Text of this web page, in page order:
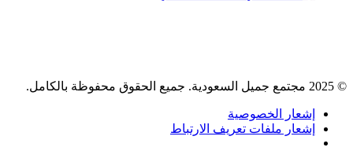
© 2025 مجتمع جميل السعودية. جميع الحقوق محفوظة بالكامل.
إشعار الخصوصية
إشعار ملفات تعريف الارتباط